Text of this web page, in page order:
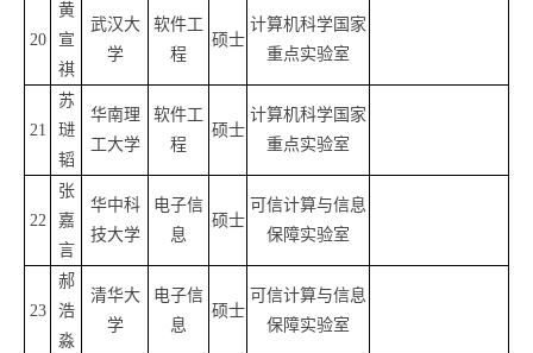
20
黄
宣
祺
武汉大
学
软件工
程
硕士
计算机科学国家
重点实验室
21
苏
琎
韬
华南理
工大学
软件工
程
硕士
计算机科学国家
重点实验室
22
张
嘉
言
华中科
技大学
电子信
息
硕士
可信计算与信息
保障实验室
23
郝
浩
淼
清华大
学
电子信
息
硕士
可信计算与信息
保障实验室